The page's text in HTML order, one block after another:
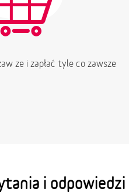
ze i zapłać tyle co zawsze
i odpowiedzi